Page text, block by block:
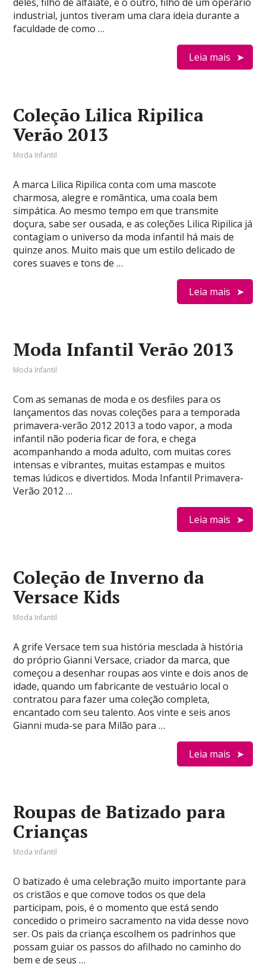
industrial, juntos tiveram uma clara ideia durante a
faculdade de como …
Leia mais
Coleção Lilica Ripilica
Verão 2013
Moda Infantil
A marca Lilica Ripilica conta com uma mascote
charmosa, alegre e romântica, uma coala bem
simpática. Ao mesmo tempo em que transmite
doçura, sabe ser ousada, e as coleções Lilica Ripilica já
contagiam o universo da moda infantil há mais de
quinze anos. Muito mais que um estilo delicado de
cores suaves e tons de …
Leia mais
Moda Infantil Verão 2013
Moda Infantil
Com as semanas de moda e os desfiles para os
lançamentos das novas coleções para a temporada
primavera-verão 2012 2013 a todo vapor, a moda
infantil não poderia ficar de fora, e chega
acompanhando a moda adulto, com muitas cores
intensas e vibrantes, muitas estampas e muitos
temas lúdicos e divertidos. Moda Infantil Primavera-
Verão 2012 …
Leia mais
Coleção de Inverno da
Versace Kids
Moda Infantil
A grife Versace tem sua história mesclada à história
do próprio Gianni Versace, criador da marca, que
começou a desenhar roupas aos vinte e dois anos de
idade, quando um fabricante de vestuário local o
contratou para fazer uma coleção completa,
encantado com seu talento. Aos vinte e seis anos
Gianni muda-se para Milão para …
Leia mais
Roupas de Batizado para
Crianças
Moda Infantil
O batizado é uma celebração muito importante para
os cristãos e que comove todos os que dela
participam, pois, é o momento que está sendo
concedido o primeiro sacramento na vida desse novo
ser. Os pais da criança escolhem os padrinhos que
possam guiar os passos do afilhado no caminho do
bem e de seus …